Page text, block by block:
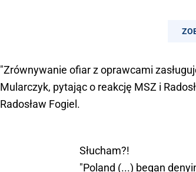
"Zrównywanie ofiar z oprawcami
Mularczyk, pytając o reakcję MSZ i
Radosław Fogiel.
Słucham?!
"Poland (...) began